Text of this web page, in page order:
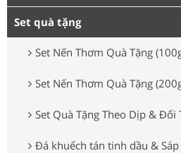
Set quà tặng
Set Nến Thơm Quà Tặng
Set Nến Thơm Quà Tặng
Set Quà Tặng Theo Dịp & Đối
Đá khuếch tán tinh dầu &